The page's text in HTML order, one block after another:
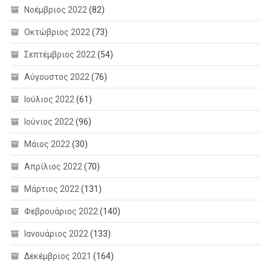
Νοέμβριος 2022 (82)
Οκτώβριος 2022 (73)
Σεπτέμβριος 2022 (54)
Αύγουστος 2022 (76)
Ιούλιος 2022 (61)
Ιούνιος 2022 (96)
Μάιος 2022 (30)
Απρίλιος 2022 (70)
Μάρτιος 2022 (131)
Φεβρουάριος 2022 (140)
Ιανουάριος 2022 (133)
Δεκέμβριος 2021 (164)